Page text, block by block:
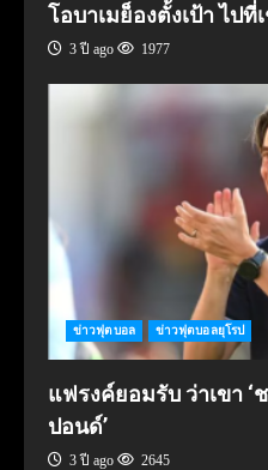
โอบาเมย็องตั้งเป้า ไป
3 ปี ago 1977
ข่าวฟุตบอล ข่าวฟุตบอลยุโรป
แฟรงค์ยอมรับ ว่าเขา ‘
ปอนด์’
3 ปี ago 2645